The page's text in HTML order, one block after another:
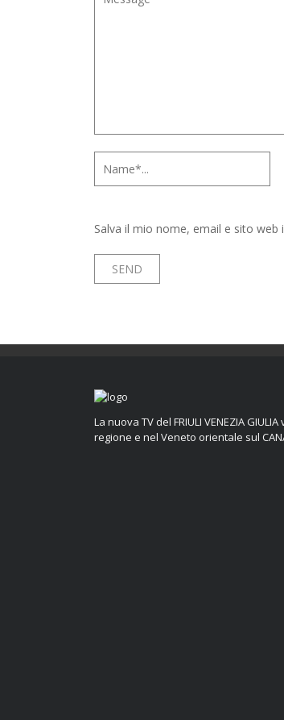
Salva il mio nome, email e sito
La nuova TV del FRIULI VENEZIA
regione e nel Veneto orientale sul